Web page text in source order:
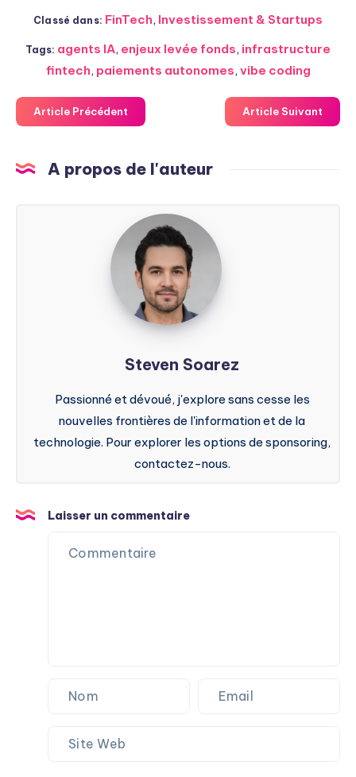
Classé dans: FinTech, Investissement & Startups
Tags: agents IA, enjeux levée fonds, infrastructure
fintech, paiements autonomes, vibe coding
Article Précédent Article Suivant
A propos de l'auteur
Steven
Soarez
Steven Soarez
Passionné et dévoué, j'explore sans cesse les
nouvelles frontières de l'information et de la
technologie. Pour explorer les options de sponsoring,
contactez-nous.
Laisser un commentaire